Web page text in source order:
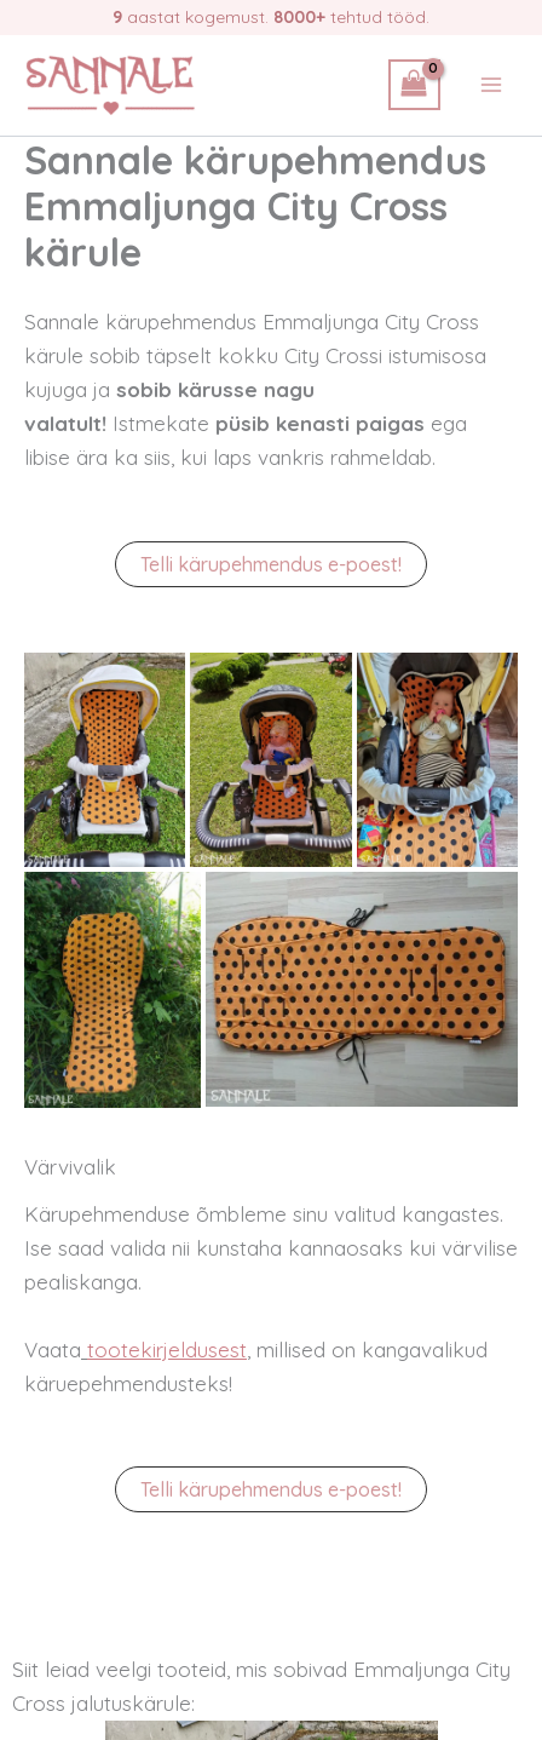
content
9 aastat kogemust. 8000+ tehtud tööd.
Sannale kärupehmendus
Emmaljunga City Cross
kärule
Sannale kärupehmendus Emmaljunga City Cross
kärule sobib täpselt kokku City Crossi istumisosa
kujuga ja sobib kärusse nagu
valatult! Istmekate püsib kenasti paigas ega
libise ära ka siis, kui laps vankris rahmeldab.
Telli kärupehmendus e-poest!
Värvivalik
Kärupehmenduse õmbleme sinu valitud kangastes.
Ise saad valida nii kunstaha kannaosaks kui värvilise
pealiskanga.
Vaata tootekirjeldusest , millised on kangavalikud
käruepehmendusteks!
Telli kärupehmendus e-poest!
Siit leiad veelgi tooteid, mis sobivad Emmaljunga City
Cross jalutuskärule: